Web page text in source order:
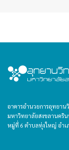
อาคารอำนวยการอุทยาน
มหาวิทยาลัยสงขลานคริ
หมู่ที่ 6 ตำบลทุ่งใหญ่ อำเ